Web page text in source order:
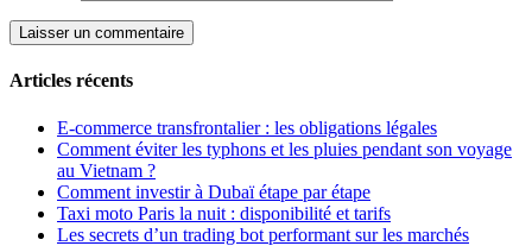
Articles récents
E-commerce transfrontalier : les obligations légales
Comment éviter les typhons et les pluies pendant son voyage
au Vietnam ?
Comment investir à Dubaï étape par étape
Taxi moto Paris la nuit : disponibilité et tarifs
Les secrets d’un trading bot performant sur les marchés